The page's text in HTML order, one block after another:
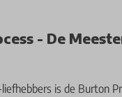
- De
is de Burton